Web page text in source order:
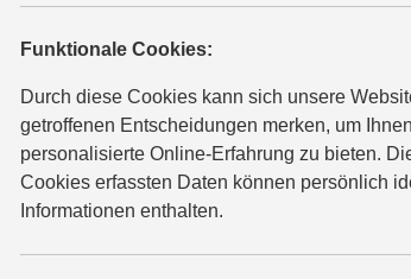
Funktionale Cookies:
Durch diese Cookies kann sich unsere
getroffenen Entscheidungen merken, um
personalisierte Online-Erfahrung zu bieten.
Cookies erfassten Daten können persönlich
Informationen enthalten.
Aktuell stehen bei uns keine Events unmittelbar
dieser Seite reinzuschauen. Wie wärs in der
einem Event für Sie ganz persönlich:
Individuelle Beratung zu Ihrem Wunschmodell.
Sie möchten Ihr favorisiertes Suzuki Modell aus
und eine Probefahrt für Sie.